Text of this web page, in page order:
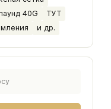
40G
ТУТ
и др.